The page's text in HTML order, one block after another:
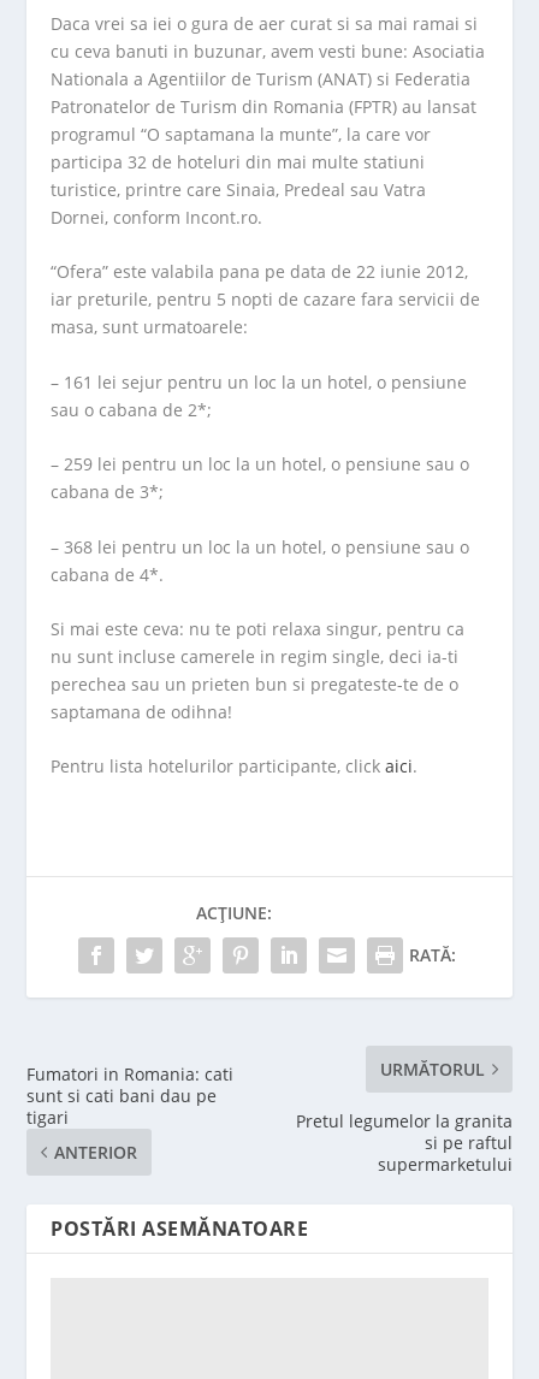
Daca vrei sa iei o gura de aer curat si sa mai ramai si
cu ceva banuti in buzunar, avem vesti bune: Asociatia
Nationala a Agentiilor de Turism (ANAT) si Federatia
Patronatelor de Turism din Romania (FPTR) au lansat
programul “O saptamana la munte”, la care vor
participa 32 de hoteluri din mai multe statiuni
turistice, printre care Sinaia, Predeal sau Vatra
Dornei, conform Incont.ro.
“Ofera” este valabila pana pe data de 22 iunie 2012,
iar preturile, pentru 5 nopti de cazare fara servicii de
masa, sunt urmatoarele:
– 161 lei sejur pentru un loc la un hotel, o pensiune
sau o cabana de 2*;
– 259 lei pentru un loc la un hotel, o pensiune sau o
cabana de 3*;
– 368 lei pentru un loc la un hotel, o pensiune sau o
cabana de 4*.
Si mai este ceva: nu te poti relaxa singur, pentru ca
nu sunt incluse camerele in regim single, deci ia-ti
perechea sau un prieten bun si pregateste-te de o
saptamana de odihna!
Pentru lista hotelurilor participante, clickaici.
ACȚIUNE:
RATĂ:
Fumatori in Romania: cati
sunt si cati bani dau pe
tigari
ANTERIOR
URMĂTORUL
Pretul legumelor la granita
si pe raftul
supermarketului
POSTĂRI ASEMĂNATOARE